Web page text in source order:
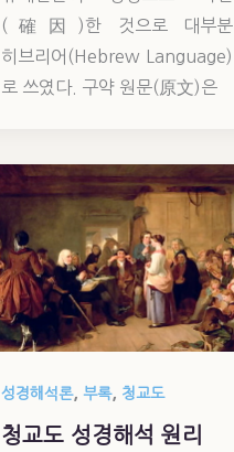
(確因)한 것으로 대부분
히브리어(Hebrew Language)
로 쓰였다. 구약 원문(原文)은
성경해석론, 부록, 청교도
청교도 성경해석 원리